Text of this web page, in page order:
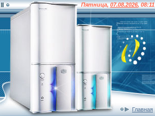
Пятница,07.08.2026,08:11
Главная